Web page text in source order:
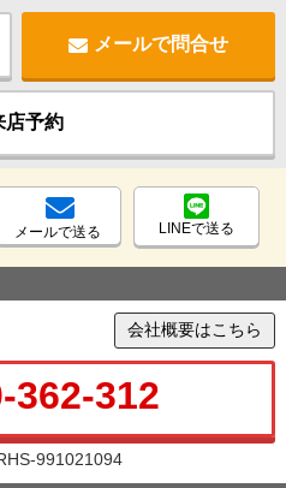
メールで問合せ
店予約
メールで送る LINEで送る
会社概要はこちら
362-312
991021094